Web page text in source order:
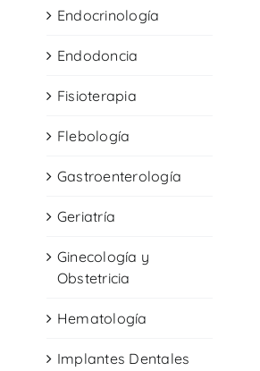
Endocrinología
Endodoncia
Fisioterapia
Flebología
Gastroenterología
Geriatría
Ginecología y
Obstetricia
Hematología
Implantes Dentales